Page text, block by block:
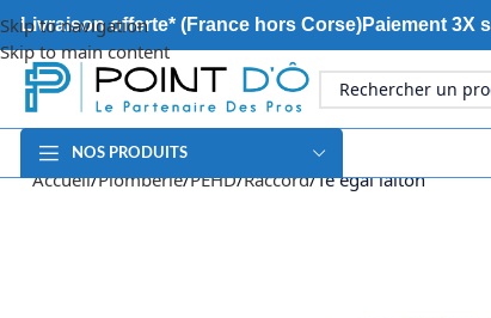
Skip to navigation
Skip to main content
Livraison offerte* (France hors Corse)Paiement 3X
NOS PRODUITS
Accueil Plomberie PEHD Raccord Té égal laiton